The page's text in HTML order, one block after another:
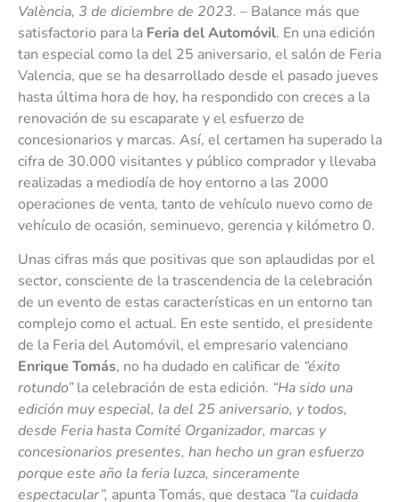
València, 3 de diciembre de 2023. – Balance más que
satisfactorio para la Feria del Automóvil. En una edición
tan especial como la del 25 aniversario, el salón de Feria
Valencia, que se ha desarrollado desde el pasado jueves
hasta última hora de hoy, ha respondido con creces a la
renovación de su escaparate y el esfuerzo de
concesionarios y marcas. Así, el certamen ha superado la
cifra de 30.000 visitantes y público comprador y llevaba
realizadas a mediodía de hoy entorno a las 2000
operaciones de venta, tanto de vehículo nuevo como de
vehículo de ocasión, seminuevo, gerencia y kilómetro 0.
Unas cifras más que positivas que son aplaudidas por el
sector, consciente de la trascendencia de la celebración
de un evento de estas características en un entorno tan
complejo como el actual. En este sentido, el presidente
de la Feria del Automóvil, el empresario valenciano
Enrique Tomás, no ha dudado en calificar de “éxito
rotundo”la celebración de esta edición. “Ha sido una
edición muy especial, la del 25 aniversario, y todos,
desde Feria hasta Comité Organizador, marcas y
concesionarios presentes, han hecho un gran esfuerzo
porque este año la feria luzca, sinceramente
espectacular”, apunta Tomás, que destaca “la cuidada